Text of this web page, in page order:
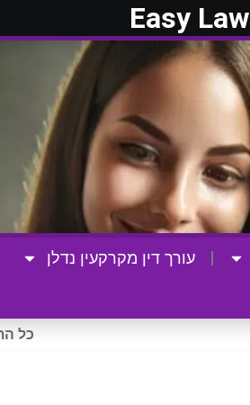
Easy Law
עורך דין מקרקעין נדלן
כל